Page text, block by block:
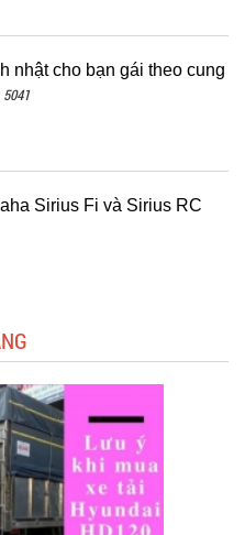
nhật cho bạn gái theo cung
5041
Sirius Fi và Sirius RC